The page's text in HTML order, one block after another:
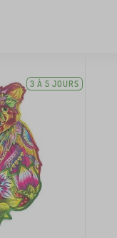
3 À 5 JOURS